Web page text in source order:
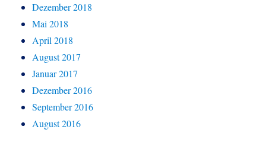
Dezember 2018
Mai 2018
April 2018
August 2017
Januar 2017
Dezember 2016
September 2016
August 2016